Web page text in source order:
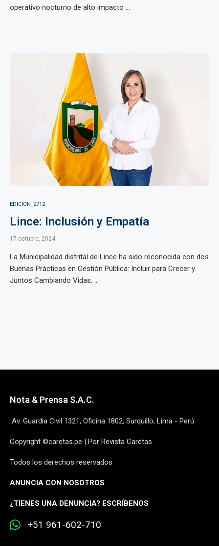
operativo nocturno de alto impacto ...
EDICION_2712
Lince: Inclusión y Empatía
17 octubre, 2024
La Municipalidad distrital de Lince ha sido reconocida con dos
Buenas Prácticas en Gestión Pública: Incluir para Crecer y
Juntos Cambiando Vidas. ...
Nota & Prensa S.A.C.
Av. Guardia Civil 1321, Oficina 1802, Surquillo, Lima - Perú
Copyright ©caretas.pe | Por Revista Caretas
Todos los derechos reservados
ANUNCIA CON NOSOTROS
¿TIENES UNA DENUNCIA? ESCRÍBENOS
+51 961-602-710